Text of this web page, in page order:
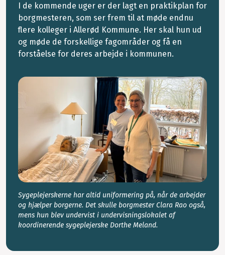
I de kommende uger er der lagt en praktikplan for
borgmesteren, som ser frem til at møde endnu
flere kolleger i Allerød Kommune. Her skal hun ud
og møde de forskellige fagområder og få en
forståelse for deres arbejde i kommunen.
Sygeplejerskerne har altid uniformering på, når de arbejder
og hjælper borgerne. Det skulle borgmester Clara Rao også,
mens hun blev undervist i undervisningslokalet af
koordinerende sygeplejerske Dorthe Meland.